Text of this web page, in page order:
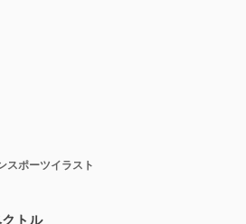
スポーツイラスト
トル